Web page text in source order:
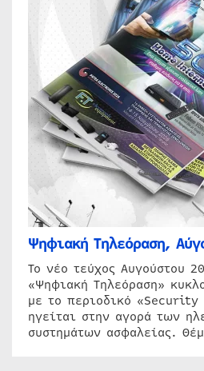
Ψηφιακή Τηλεόραση,
Το νέο τεύχος Αυγούστου
«Ψηφιακή Τηλεόραση»
με το περιοδικό
ηγείται στην αγορά των
συστημάτων ασφαλείας.